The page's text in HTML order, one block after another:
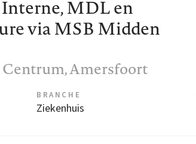
MDL en
via MSB Midden
, Amersfoort
BRANCHE
Ziekenhuis